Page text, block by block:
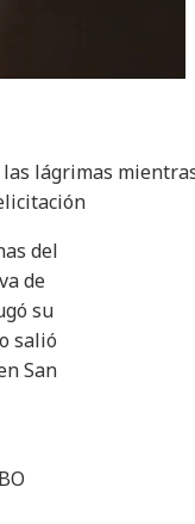
las lágrimas
del
de
su
salió
San